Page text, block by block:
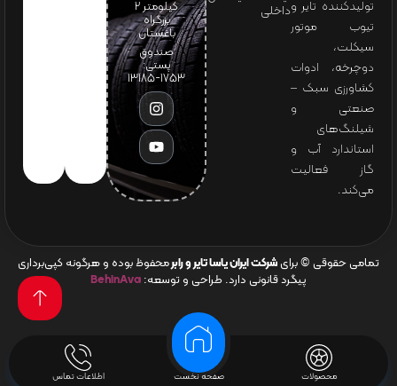
محصولات صفحه نخست اطلاعات تماس
تولیدکننده تایر و
تیوب موتور
سیکلت،
دوچرخه، ادوات
کشاورزی سبک –
صنعتی و
شیلنگ‌های
استاندارد آب و
گاز فعالیت
می‌کند.
داخلی کیلومتر ۲
بزرگراه
باغستان
صندوق
پستی:
1753-13185
تمامی حقوقی © برای شرکت ایران یاسا تایر و رابرمحفوظ بوده و هرگونه کپی‌برداری
پیگرد قانونی دارد. طراحی و توسعه: BehinAva